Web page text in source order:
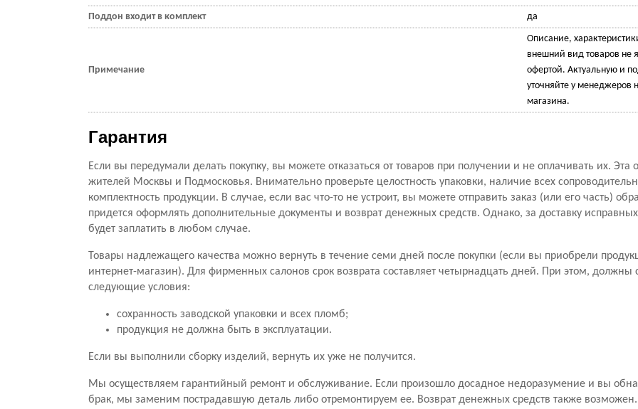
Поддон входит в комплект да
Примечание
Описание,
внешний вид товаров не
офертой. Актуальную и
уточняйте у менеджеров
магазина.
Гарантия
Если вы передумали делать покупку, вы можете отказаться от товаров при получении и не оплачивать их. Эта
жителей Москвы и Подмосковья. Внимательно проверьте целостность упаковки, наличие всех
комплектность продукции. В случае, если вас что-то не устроит, вы можете отправить заказ (или его часть)
придется оформлять дополнительные документы и возврат денежных средств. Однако, за доставку
будет заплатить в любом случае.
Товары надлежащего качества можно вернуть в течение семи дней после покупки (если вы приобрели
интернет-магазин). Для фирменных салонов срок возврата составляет четырнадцать дней. При этом, должны
следующие условия:
сохранность заводской упаковки и всех пломб;
продукция не должна быть в эксплуатации.
Если вы выполнили сборку изделий, вернуть их уже не получится.
Мы осуществляем гарантийный ремонт и обслуживание. Если произошло досадное недоразумение и вы
брак, мы заменим пострадавшую деталь либо отремонтируем ее. Возврат денежных средств также